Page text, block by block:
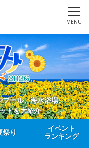
MENU
プール、海水浴場、
トを大紹介
祭り
イベント
ランキング